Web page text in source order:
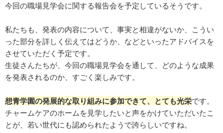
今回の職場見学会に関する報告会を予定しているそうです。
私たちも、発表の内容について、事実と相違がないか、こうい
った部分を詳しく伝えてはどうか、などといったアドバイスを
させていただく予定です。
生徒さんたちが、今回の職場見学会を通して、どのような成果
を発表されるのか、すごく楽しみです。
想青学園の発展的な取り組みに参加できて、とても光栄です。
チャームケアのホームを見学したいと声をかけていただいたこ
とが、若い世代にも認められたようで誇らしいですね。